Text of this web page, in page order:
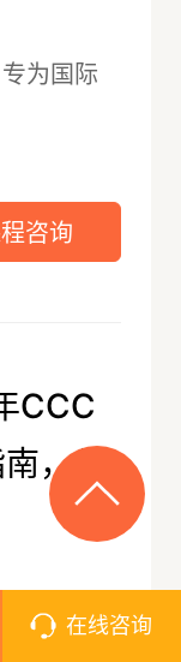
为国际
咨询
CCC
，从
在线咨询